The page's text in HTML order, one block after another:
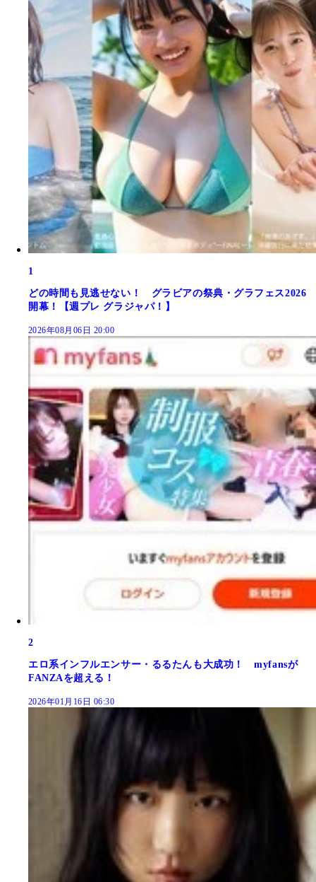
1
どの時間も見逃せない！ グラビアの祭典・グラフェス2026
開幕！【週プレ グラジャパ！】
2026年08月06日 20:00
2
エロ系インフルエンサー・るるたんも大成功！ myfansが
FANZAを超える！
2026年01月16日 06:30